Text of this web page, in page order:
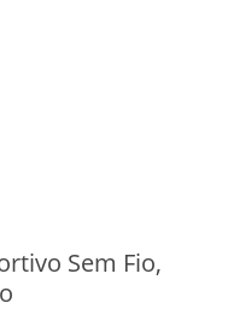
Sem Fio,